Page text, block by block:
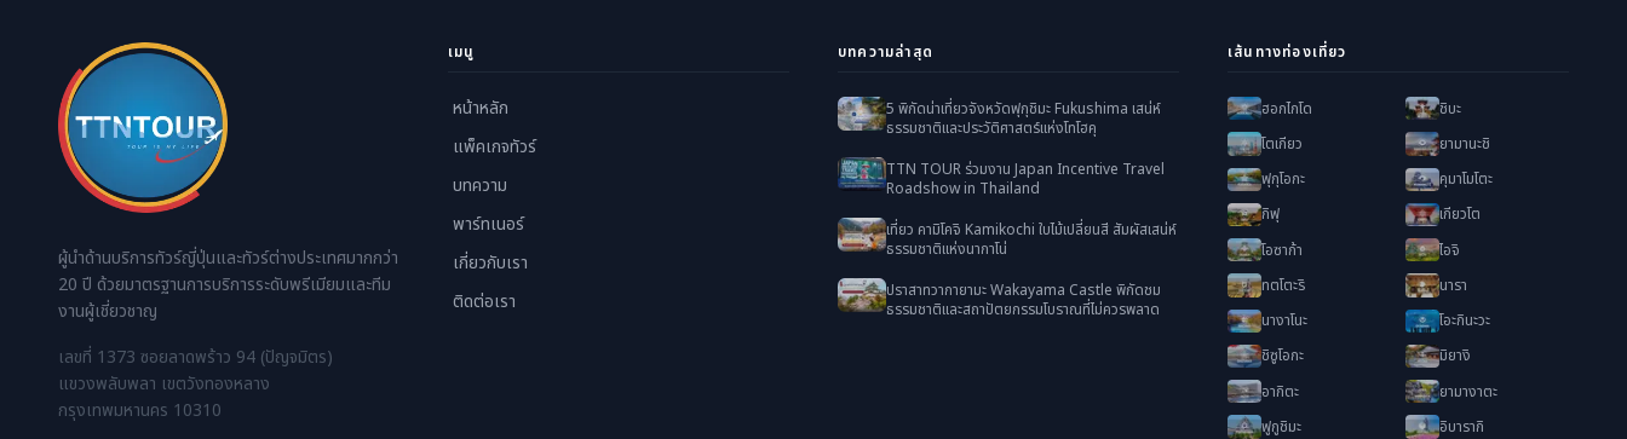
03 - 08 พฤศจิกายน 2569
05 - 10 พฤศจิกายน 2569 36,888 ที่ว่าง
06 - 11 พฤศจิกายน 2569 36,888 ที่ว่าง
07 - 12 พฤศจิกายน 2569 36,888 ที่ว่าง
08 - 13 พฤศจิกายน 2569
09 - 14 พฤศจิกายน 2569 ที่ว่าง
10 - 15 พฤศจิกายน 2569 ที่ว่าง
ผู้นำด้านบริการทัวร์ญี่ปุ่นและทัวร์ต่างประเทศมากกว่า
20 ปี ด้วยมาตรฐานการบริการระดับพรีเมียมและทีม
งานผู้เชี่ยวชาญ
เลขที่ 1373 ซอยลาดพร้าว 94 (ปัญจมิตร)
แขวงพลับพลา เขตวังทองหลาง
กรุงเทพมหานคร 10310
เมนู
หน้าหลัก
แพ็คเกจทัวร์
บทความ
พาร์ทเนอร์
เกี่ยวกับเรา
ติดต่อเรา
บทความล่าสุด
5 พิกัดน่าเที่ยวจังหวัดฟุกุชิมะ Fukushima เสน่ห์
ธรรมชาติและประวัติศาสตร์แห่งโทโฮคุ
TTN TOUR ร่วมงาน Japan Incentive Travel
Roadshow in Thailand
เที่ยว คามิโคจิ Kamikochi ใบไม้เปลี่ยนสี สัมผัสเสน่ห์
ธรรมชาติแห่งนากาโน่
ปราสาทวากายามะ Wakayama Castle พิกัดชม
ธรรมชาติและสถาปัตยกรรมโบราณที่ไม่ควรพลาด
เส้นทางท่องเที่ยว
ฮอกไกโด
ชิบะ
โตเกียว
ยามานะชิ
ฟุกุโอกะ
คุมาโมโตะ
กิฟุ
เกียวโต
โอซาก้า
ไอจิ
ทตโตะริ
นารา
นางาโนะ
โอะกินะวะ
ชิซูโอกะ
มิยางิ
อากิตะ
ยามางาตะ
ฟูกูชิมะ
อิบารากิ